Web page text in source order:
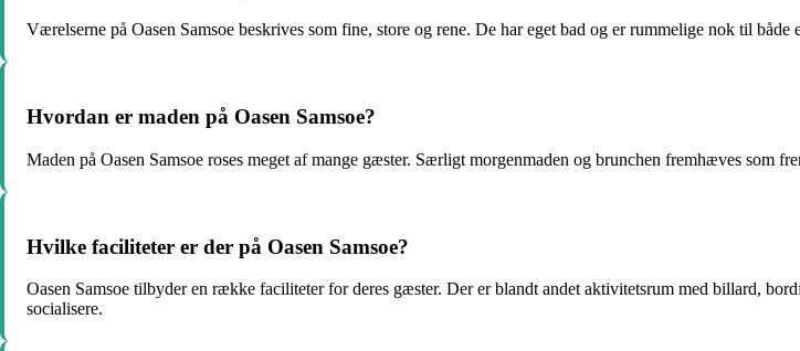
Værelserne på Oasen Samsoe beskrives som fine, store og rene. De har eget bad og er rummelige nok til
Hvordan er maden på Oasen Samsoe?
Maden på Oasen Samsoe roses meget af mange gæster. Særligt morgenmaden og brunchen fremhæves som
Hvilke faciliteter er der på Oasen Samsoe?
Oasen Samsoe tilbyder en række faciliteter for deres gæster. Der er blandt andet aktivitetsrum med billard,
socialisere.